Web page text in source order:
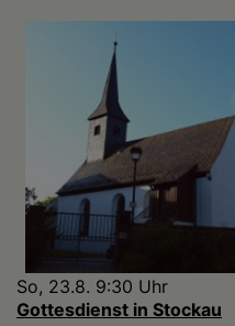
So, 23.8. 9:30 Uhr
Gottesdienst in Stockau